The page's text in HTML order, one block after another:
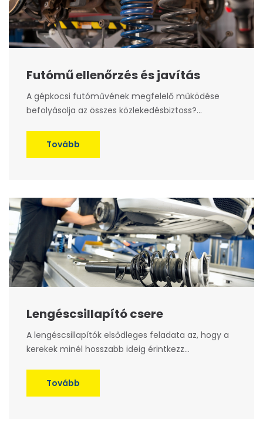
Futómű ellenőrzés és javítás
A gépkocsi futóművének megfelelő működése
befolyásolja az összes közlekedésbiztoss?...
Tovább
Lengéscsillapító csere
A lengéscsillapítók elsődleges feladata az, hogy a
kerekek minél hosszabb ideig érintkezz...
Tovább